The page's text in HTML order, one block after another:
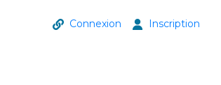
Connexion Inscription